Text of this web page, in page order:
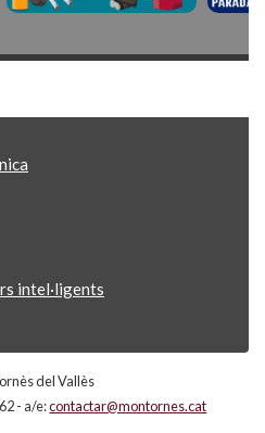
intel·ligents
del Vallès
- a/e:contactar@montornes.cat